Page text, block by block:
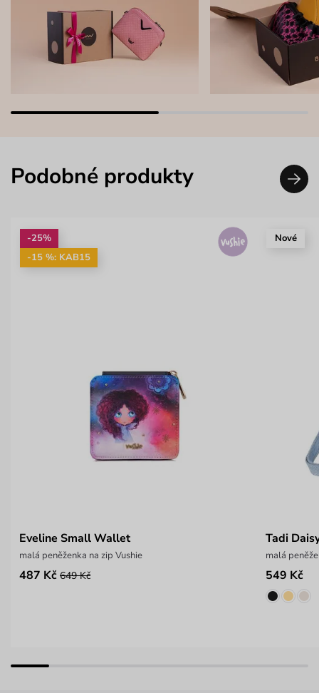
Podobné produkty
-25%
-15 %: KAB15
Eveline Small Wallet
malá peněženka na zip Vushie
487 Kč 649 Kč
Nové
Tadi
malá
549 Kč